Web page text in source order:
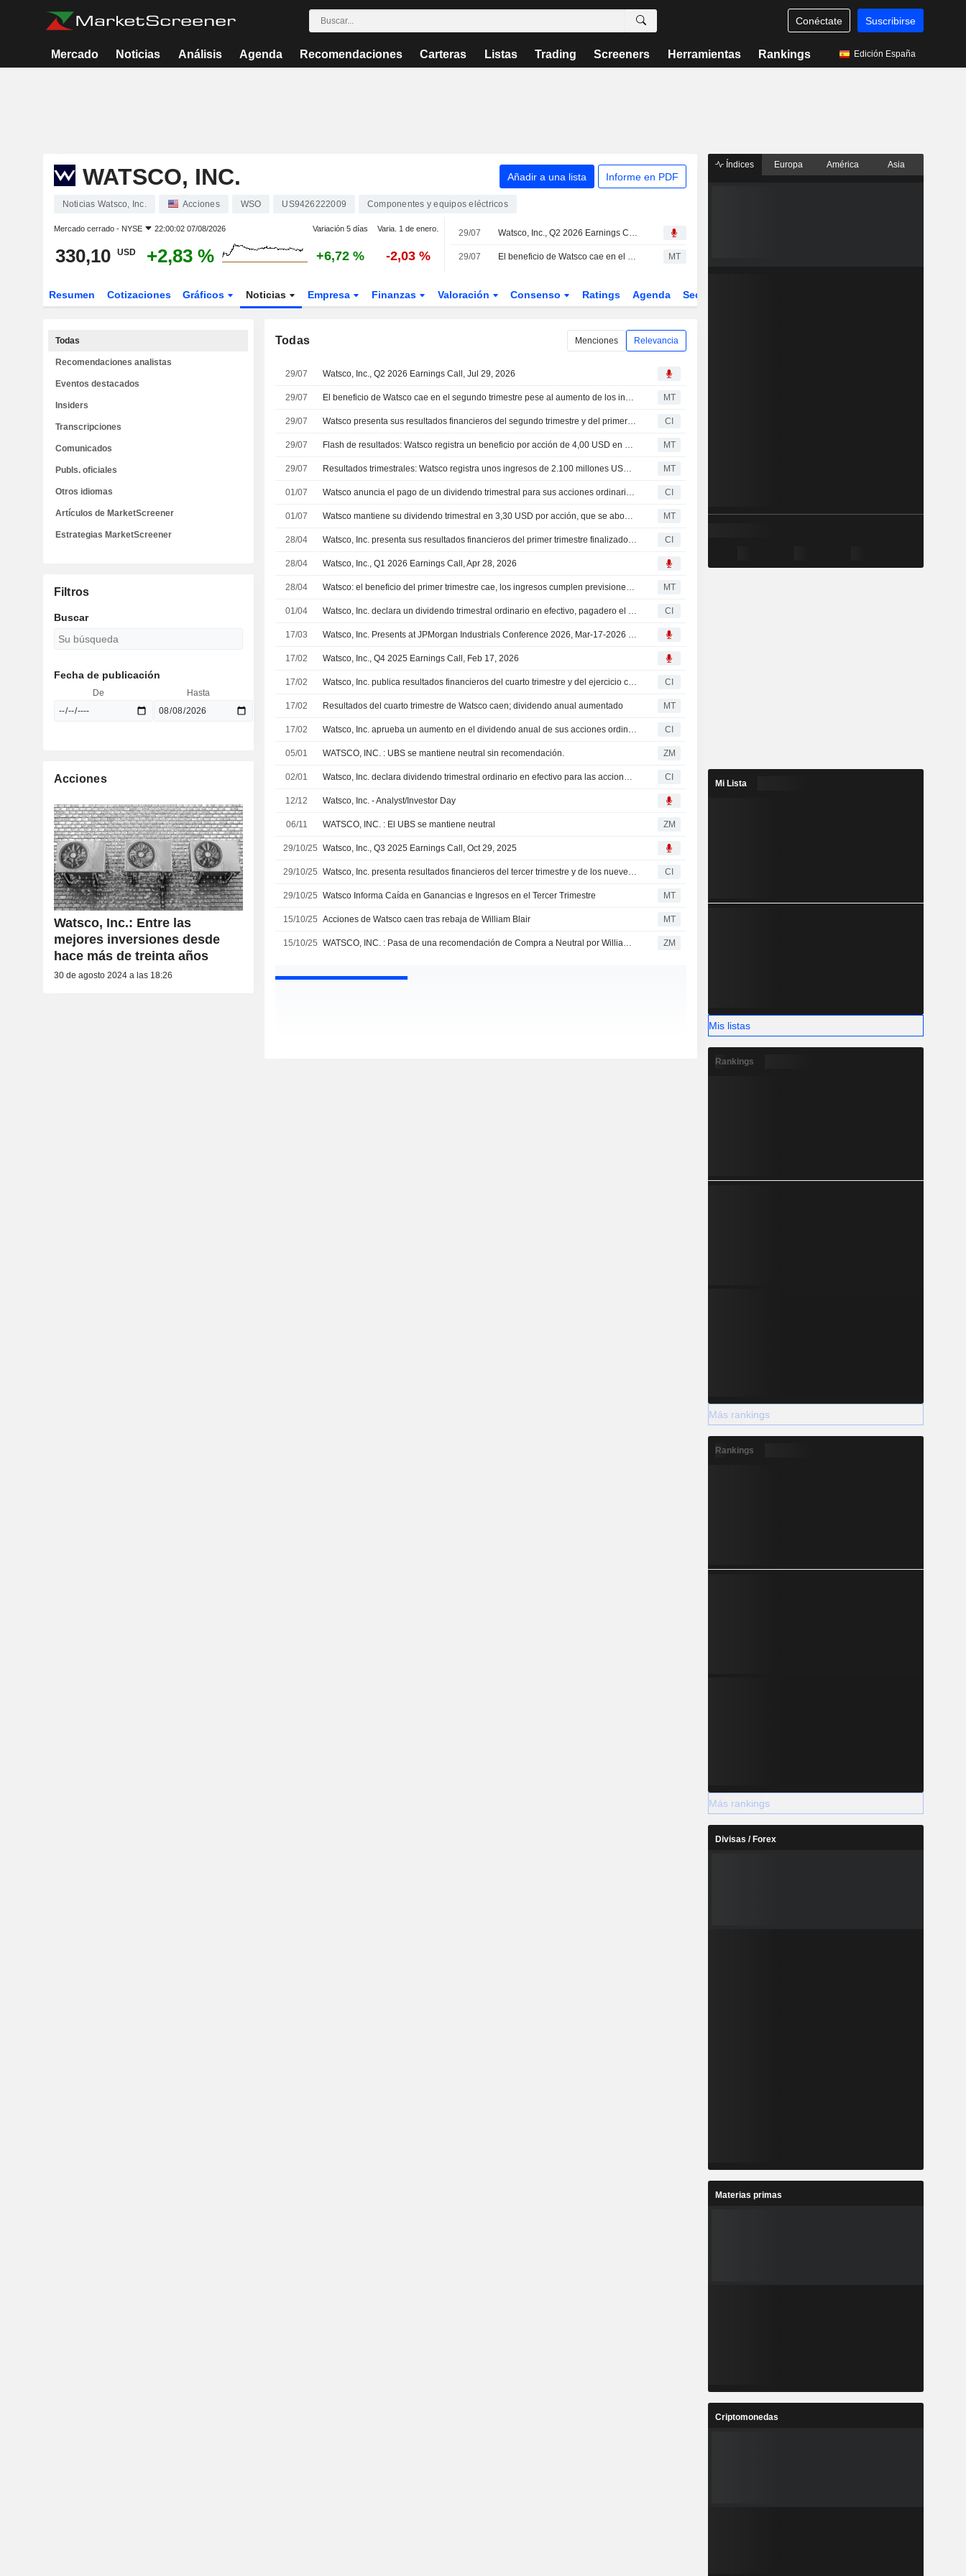
Conéctate Suscribirse
Mercado Noticias Análisis Agenda Recomendaciones Carteras Listas Trading Screeners Herramientas Rankings Edición España
WATSCO, INC. Añadir a una lista Informe en PDF
Noticias Watsco, Inc. Acciones WSO US9426222009 Componentes y equipos eléctricos
Mercado cerrado - NYSE 22:00:02 07/08/2026 Variación 5 días Varia. 1 de enero.
330,10 USD +2,83 % +6,72 % -2,03 %
29/07 Watsco, Inc., Q2 2026 Earnings Call, Jul 29, 2026
29/07 El beneficio de Watsco cae en el segundo trimestre pese al aumento de los ingresos MT
Resumen Cotizaciones Gráficos Noticias Empresa Finanzas Valoración Consenso Ratings Agenda Sector
Todas Menciones Relevancia
29/07 Watsco, Inc., Q2 2026 Earnings Call, Jul 29, 2026
29/07 El beneficio de Watsco cae en el segundo trimestre pese al aumento de los ingresos MT
29/07 Watsco presenta sus resultados financieros del segundo trimestre y del primer semestre de 2026 CI
29/07 Flash de resultados: Watsco registra un beneficio por acción de 4,00 USD en el segundo trimestre, frente a los 4,51 USD previstos por FactSet MT
29/07 Resultados trimestrales: Watsco registra unos ingresos de 2.100 millones USD en el segundo trimestre, por debajo de las previsiones MT
01/07 Watsco anuncia el pago de un dividendo trimestral para sus acciones ordinarias y de clase B, que se abonará el 31 de julio de 2026 CI
01/07 Watsco mantiene su dividendo trimestral en 3,30 USD por acción, que se abonará el 31 de julio MT
28/04 Watsco, Inc. presenta sus resultados financieros del primer trimestre finalizado el 31 de marzo de 2026 CI
28/04 Watsco, Inc., Q1 2026 Earnings Call, Apr 28, 2026
28/04 Watsco: el beneficio del primer trimestre cae, los ingresos cumplen previsiones; planea adquirir Jackson Supply MT
01/04 Watsco, Inc. declara un dividendo trimestral ordinario en efectivo, pagadero el 30 de abril de 2026 CI
17/03 Watsco, Inc. Presents at JPMorgan Industrials Conference 2026, Mar-17-2026 10:10 AM
17/02 Watsco, Inc., Q4 2025 Earnings Call, Feb 17, 2026
17/02 Watsco, Inc. publica resultados financieros del cuarto trimestre y del ejercicio completo finalizado el 31 de diciembre de 2025 CI
17/02 Resultados del cuarto trimestre de Watsco caen; dividendo anual aumentado MT
17/02 Watsco, Inc. aprueba un aumento en el dividendo anual de sus acciones ordinarias y de Clase B CI
05/01 WATSCO, INC. : UBS se mantiene neutral sin recomendación. ZM
02/01 Watsco, Inc. declara dividendo trimestral ordinario en efectivo para las acciones ordinarias y Clase B, pagadero el 30 de enero de 2026 CI
12/12 Watsco, Inc. - Analyst/Investor Day
06/11 WATSCO, INC. : El UBS se mantiene neutral ZM
29/10/25 Watsco, Inc., Q3 2025 Earnings Call, Oct 29, 2025
29/10/25 Watsco, Inc. presenta resultados financieros del tercer trimestre y de los nueve meses finalizados el 30 de septiembre de 2025 CI
29/10/25 Watsco Informa Caída en Ganancias e Ingresos en el Tercer Trimestre MT
15/10/25 Acciones de Watsco caen tras rebaja de William Blair MT
15/10/25 WATSCO, INC. : Pasa de una recomendación de Compra a Neutral por William Blair & Co. ZM
Todas
Recomendaciones analistas
Eventos destacados
Insiders
Transcripciones
Comunicados
Publs. oficiales
Otros idiomas
Artículos de MarketScreener
Estrategias MarketScreener
Filtros
Buscar
Fecha de publicación
De Hasta
Acciones
Watsco, Inc.: Entre las
mejores inversiones desde
hace más de treinta años
30 de agosto 2024 a las 18:26
Índices Europa América Asia
Mi Lista
Mis listas
Rankings
Más rankings
Rankings
Más rankings
Divisas / Forex
Materias primas
Criptomonedas